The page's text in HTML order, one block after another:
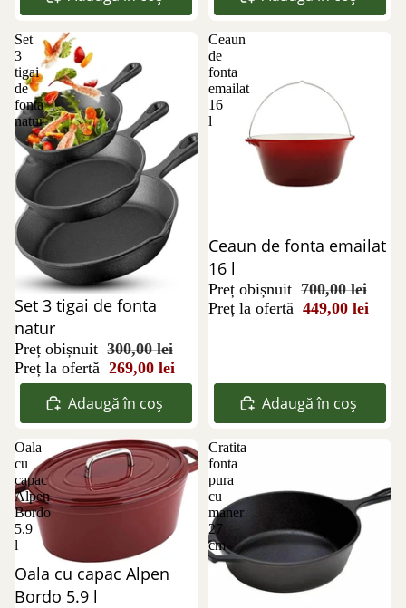
Set
3
tigai
de
fonta
natur
Reducere 10%
Set 3 tigai de fonta
natur
Preț obișnuit 300,00 lei
Preț la ofertă 269,00 lei
Adaugă în coș
Ceaun
de
fonta
emailat
16
l
Reducere 36%
Ceaun de fonta emailat
16 l
Preț obișnuit 700,00 lei
Preț la ofertă 449,00 lei
Adaugă în coș
Oala
cu
capac
Alpen
Bordo
5.9
l
Reducere 44%
Oala cu capac Alpen
Bordo 5.9 l
Cratita
fonta
pura
cu
maner
27
cm